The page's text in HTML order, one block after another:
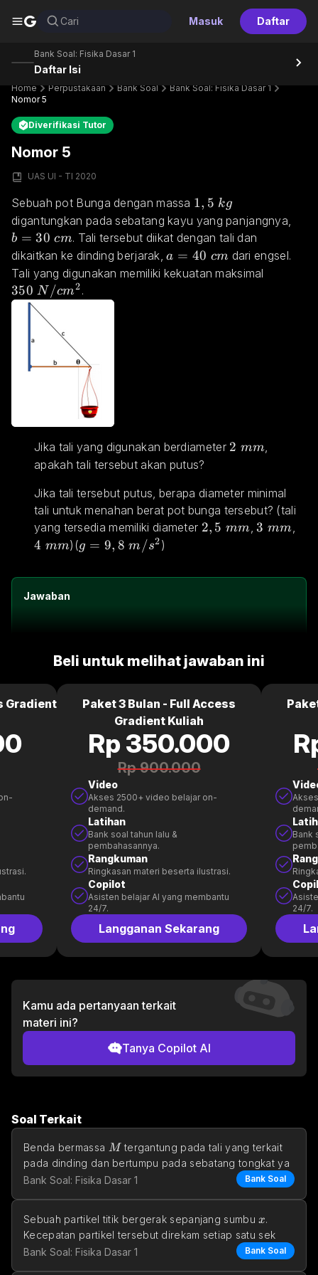
G Cari Masuk Daftar
Bank Soal: Fisika Dasar 1
Daftar Isi
Home Perpustakaan Bank Soal
Bank Soal: Fisika Dasar 1
Nomor 5
Diverifikasi Tutor
Nomor 5
UAS UI - TI 2020
Sebuah pot Bunga dengan massa 1,5 \space kg
1, 5 kg
digantungkan pada sebatang kayu yang panjangnya,
b = 30 cm. Tali tersebut diikat dengan tali dan
dikaitkan ke dinding berjarak, a=40\space cm
a = 40 cm dari engsel.
Tali yang digunakan memiliki kekuatan maksimal
350 N /cm2.
Jika tali yang digunakan berdiameter 2 \space mm
2 mm
apakah tali tersebut akan putus?
Jika tali tersebut putus, berapa diameter minimal
tali untuk menahan berat pot bunga tersebut? (tali
yang tersedia memiliki diameter 2,5 \space mm
2, 5 mm , 3 \space
3 mm
4 mm)(g=9,8\space m/s^2
g = 9, 8 m/s2)
Jawaban
Beli untuk melihat jawaban ini
Gradient
Paket 3 Bulan - Full Access
Gradient Kuliah
Rp 350.000
Rp 900.000
Video
Akses 2500+ video belajar on-
demand.
Latihan
Bank soal tahun lalu &
pembahasannya.
Rangkuman
Ringkasan materi beserta ilustrasi.
Copilot
Asisten belajar AI yang membantu
24/7.
Langganan Sekarang
Bank
24/7.
Kamu ada pertanyaan terkait
materi ini?
Tanya Copilot AI
Soal Terkait
Benda bermassa M
M tergantung pada tali yang terkait
pada dinding dan bertumpu pada sebatang tongkat ya
Bank Soal: Fisika Dasar 1
Bank Soal
Sebuah partikel titik bergerak sepanjang sumbu x
x.
Kecepatan partikel tersebut direkam setiap satu sek
Bank Soal: Fisika Dasar 1
Bank Soal